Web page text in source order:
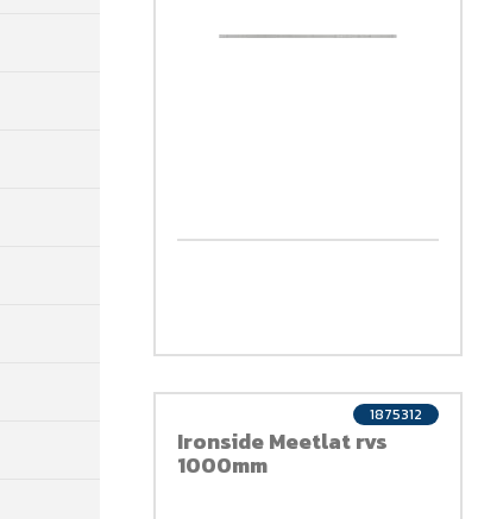
Ironside Meetlat rvs
1000mm
1875312